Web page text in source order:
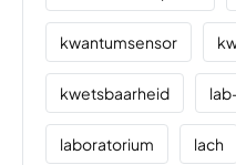
kwantumsensor
kwetsbaarheid
laboratorium lach